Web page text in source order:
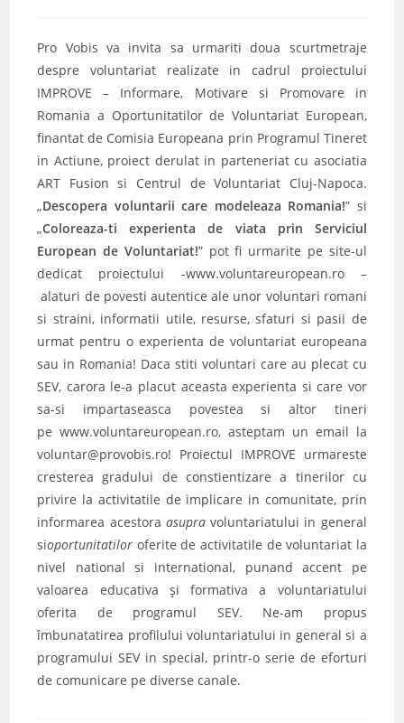
Pro Vobis va invita sa urmariti doua scurtmetraje
despre voluntariat realizate in cadrul proiectului
IMPROVE – Informare, Motivare si Promovare in
Romania a Oportunitatilor de Voluntariat European,
finantat de Comisia Europeana prin Programul Tineret
in Actiune, proiect derulat in parteneriat cu asociatia
ART Fusion si Centrul de Voluntariat Cluj-Napoca.
„Descopera voluntarii care modeleaza Romania!” si
„Coloreaza-ti experienta de viata prin Serviciul
European de Voluntariat!” pot fi urmarite pe site-ul
dedicat proiectului -www.voluntareuropean.ro –
alaturi de povesti autentice ale unor voluntari romani
si straini, informatii utile, resurse, sfaturi si pasii de
urmat pentru o experienta de voluntariat europeana
sau in Romania! Daca stiti voluntari care au plecat cu
SEV, carora le-a placut aceasta experienta si care vor
sa-si impartaseasca povestea si altor tineri
pe www.voluntareuropean.ro, asteptam un email la
voluntar@provobis.ro! Proiectul IMPROVE urmareste
cresterea gradului de constientizare a tinerilor cu
privire la activitatile de implicare in comunitate, prin
informarea acestora asupravoluntariatului in general
sioportunitatilor oferite de activitatile de voluntariat la
nivel national si international, punand accent pe
valoarea educativa şi formativa a voluntariatului
oferita de programul SEV. Ne-am propus
îmbunatatirea profilului voluntariatului in general si a
programului SEV in special, printr-o serie de eforturi
de comunicare pe diverse canale.